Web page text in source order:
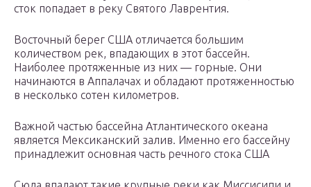
сток попадает в реку Святого Лаврентия.
Восточный берег США отличается большим
количеством рек, впадающих в этот бассейн.
Наиболее протяженные из них — горные. Они
начинаются в Аппалачах и обладают протяженностью
в несколько сотен километров.
Важной частью бассейна Атлантического океана
является Мексиканский залив. Именно его бассейну
принадлежит основная часть речного стока США